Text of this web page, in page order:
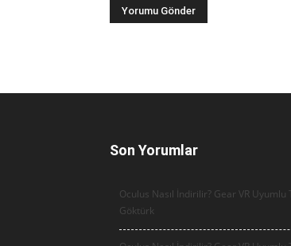
Son Yorumlar
Oculus Nasıl İndirilir? Gear VR
Göktürk